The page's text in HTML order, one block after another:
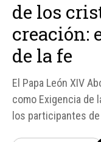
de los
creación:
de la fe
El Papa León XIV
como Exigencia de
los participantes